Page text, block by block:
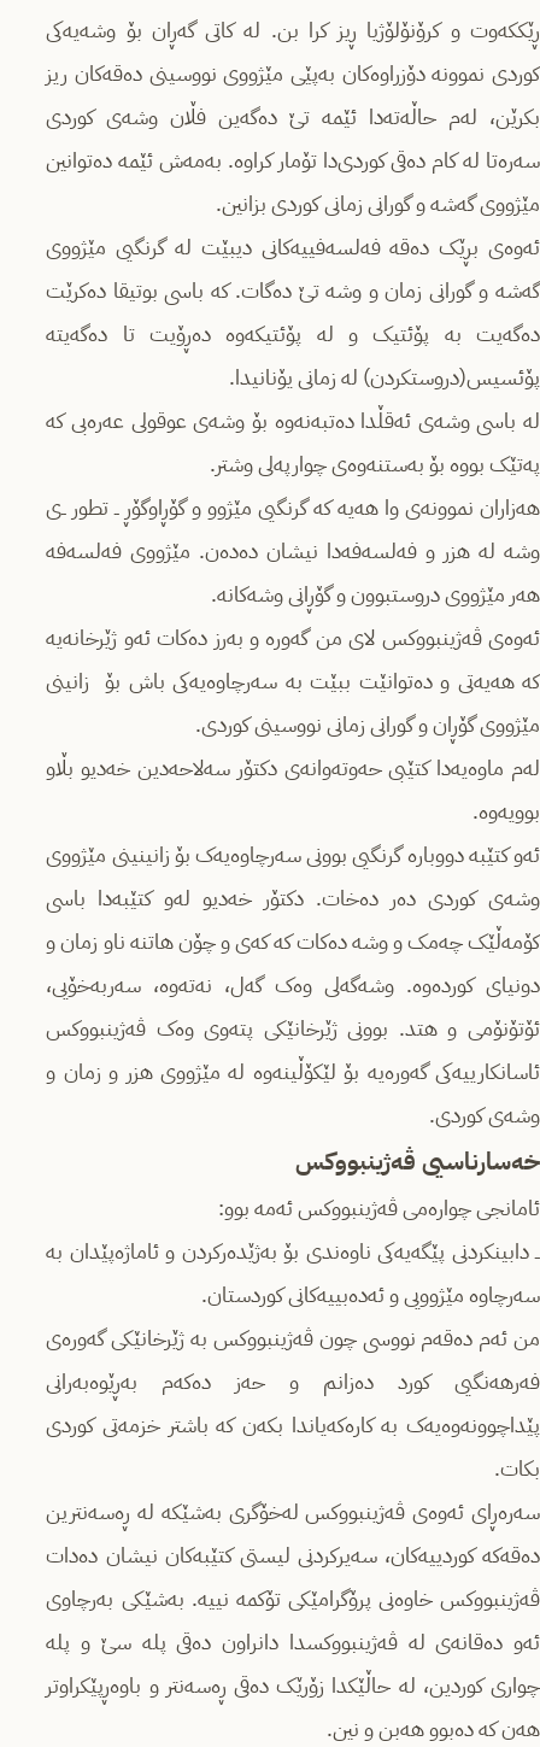
ڕێککەوت و کرۆنۆلۆژیا ڕیز کرا بن. لە کاتی گەڕان بۆ وشەیەکی
کوردی نموونە دۆزراوەکان بەپێی مێژووی نووسینی دەقەکان ریز
بکرێن، لەم حاڵەتەدا ئێمە تێ دەگەین فڵان وشەی کوردی
سەرەتا لە کام دەقی کوردی‌دا تۆمار کراوە. بەمەش ئێمە دەتوانین
مێژووی گەشە و گورانی زمانی کوردی بزانین.
ئەوەی بڕێک دەقە فەلسەفییەکانی دیبێت له گرنگیی مێژووی
گەشە و گورانی زمان و وشە تێ دەگات. کە باسی بوتیقا دەکرێت
دەگەیت بە پۆئتیک و لە پۆئتیکەوە دەڕۆیت تا دەگەیتە
پۆئسیس(دروستکردن) لە زمانی یۆنانیدا.
لە باسی وشەی ئەقڵدا دەتبەنەوە بۆ وشەی عوقولی عەرەبی کە
پەتێک بووە بۆ بەستنەوەی چوارپەلی وشتر.
هەزاران نموونەی وا هەیە کە گرنگیی مێژوو و گۆڕاوگۆڕ ــ تطور ــ‌ی
وشە لە هزر و فەلسەفەدا نیشان دەدەن. مێژووی فەلسەفە
هەر مێژووی دروستبوون و گۆڕانی وشەکانە.
ئەوەی ڤەژینبووکس لای من گەورە و بەرز دەکات ئەو ژێرخانەیە
کە هەیەتی و دەتوانێت ببێت بە سەرچاوەیەکی باش بۆ زانینی
مێژووی گۆڕان و گورانی زمانی نووسینی کوردی.
لەم ماوەیەدا کتێبی حەوتەوانەی دکتۆر سەلاحەدین خەدیو بڵاو
بوویەوە.
ئەو کتێبە دووبارە گرنگیی بوونی سەرچاوەیەک بۆ زانینینی مێژووی
وشەی کوردی دەر دەخات. دکتۆر خەدیو لەو کتێبەدا باسی
کۆمەڵێک چەمک و وشە دەکات کە کەی و چۆن هاتنە ناو زمان و
دونیای کوردەوە. وشەگەلی وەک گەل، نەتەوە، سەربەخۆیی،
ئۆتۆنۆمی و هتد. بوونی ژێرخانێکی پتەوی وەک ڤەژینبووکس
ئاسانکارییەکی گەورەیە بۆ لێکۆڵینەوە لە مێژووی هزر و زمان و
وشەی کوردی.
خەسارناسیی ڤەژینبووکس
ئامانجی چوارەمی ڤەژینبووکس ئەمە بوو:
ــ دابینکردنی پێگەیەکی ناوەندی بۆ بەژێدەرکردن و ئاماژەپێدان بە
سەرچاوە مێژوویی و ئەدەبییەکانی کوردستان.
من ئەم دەقەم نووسی چون ڤەژینبووکس بە ژێرخانێکی گەورەی
فەرهەنگیی کورد دەزانم و حەز دەکەم بەڕێوەبەرانی
پێداچوونەوەیەک بە کارەکەیاندا بکەن کە باشتر خزمەتی کوردی
بکات.
سەرەڕای ئەوەی ڤەژینبووکس لەخۆگری بەشێکە لە ڕەسەنترین
دەقەکە کوردییەکان، سەیرکردنی لیستی کتێبەکان نیشان دەدات
ڤەژینبووکس خاوەنی پرۆگرامێکی تۆکمە نییە. بەشێکی بەرچاوی
ئەو دەقانەی لە ڤەژینبووکسدا دانراون دەقی پلە سێ و پلە
چواری کوردین، لە حاڵێکدا زۆرێک دەقی ڕەسەنتر و باوەڕپێکراوتر
هەن کە دەبوو هەبن و نین.